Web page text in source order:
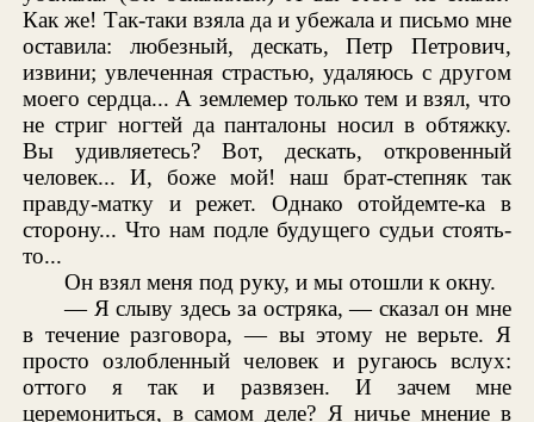
Как же! Так-таки взяла да и убежала и письмо мне
оставила: любезный, дескать, Петр Петрович,
извини; увлеченная страстью, удаляюсь с другом
моего сердца... А землемер только тем и взял, что
не стриг ногтей да панталоны носил в обтяжку.
Вы удивляетесь? Вот, дескать, откровенный
человек... И, боже мой! наш брат-степняк так
правду-матку и режет. Однако отойдемте-ка в
сторону... Что нам подле будущего судьи стоять-
то...
Он взял меня под руку, и мы отошли к окну.
— Я слыву здесь за остряка, — сказал он мне
в течение разговора, — вы этому не верьте. Я
просто озлобленный человек и ругаюсь вслух:
оттого я так и развязен. И зачем мне
церемониться, в самом деле? Я ничье мнение в